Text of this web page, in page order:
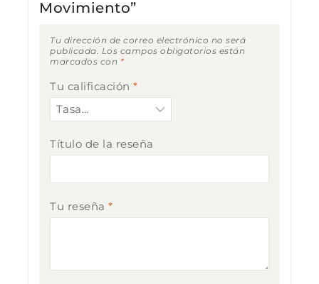
Movimiento”
Tu dirección de correo electrónico no será
publicada. Los campos obligatorios están
marcados con *
Tu calificación *
Título de la reseña
Tu reseña *